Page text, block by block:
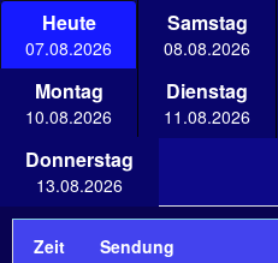
Heute
07.08.2026
Samstag
08.08.2026
Montag
10.08.2026
Dienstag
11.08.2026
Donnerstag
13.08.2026
Zeit Sendung